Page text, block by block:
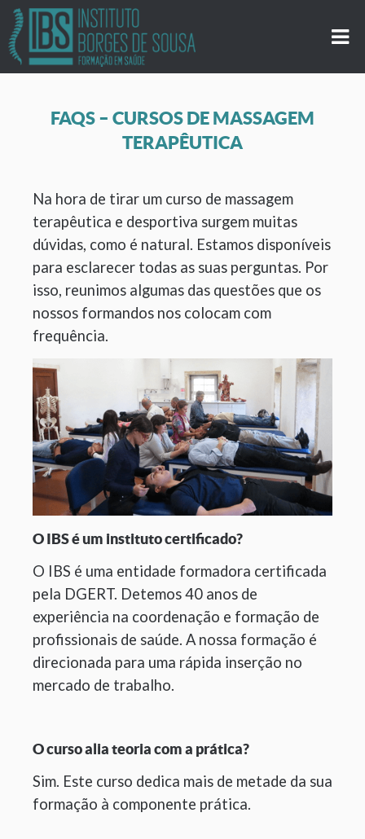
FAQS – CURSOS DE MASSAGEM
TERAPÊUTICA
Na hora de tirar um curso de massagem
terapêutica e desportiva surgem muitas
dúvidas, como é natural. Estamos disponíveis
para esclarecer todas as suas perguntas. Por
isso, reunimos algumas das questões que os
nossos formandos nos colocam com
frequência.
O IBS é um instituto certificado?
O IBS é uma entidade formadora certificada
pela DGERT. Detemos 40 anos de
experiência na coordenação e formação de
profissionais de saúde. A nossa formação é
direcionada para uma rápida inserção no
mercado de trabalho.
O curso alia teoria com a prática?
Sim. Este curso dedica mais de metade da sua
formação à componente prática.